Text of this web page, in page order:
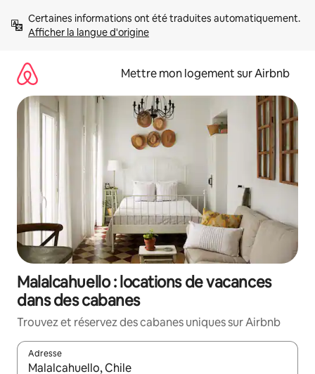
directement
Afficher la langue d'origine
Mettre mon logement sur Airbnb
Malalcahuello : locations de vacances
dans des cabanes
Trouvez et réservez des cabanes uniques sur Airbnb
Adresse
Lorsque les résultats s'affichent, utilisez les flèches vers le